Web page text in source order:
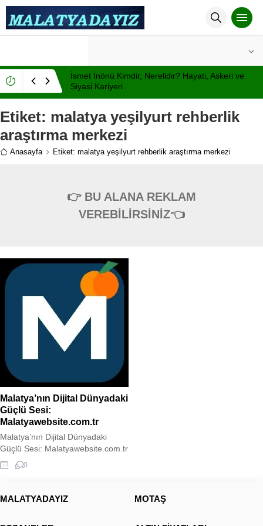
İsmet İnönü Kimdir, Nerelidir? Hayati, Askeri ve
Siyasi Kariyeri
Etiket: malatya yeşilyurt rehberlik
araştırma merkezi
Anasayfa Etiket: malatya yeşilyurt rehberlik araştırma merkezi
👉 BU ALANA REKLAM
VEREBİLİRSİNİZ👈
Malatya’nın Dijital Dünyadaki
Güçlü Sesi:
Malatyawebsite.com.tr
Malatya’nın Dijital Dünyadaki
Güçlü Sesi: Malatyawebsite.com.tr
Malatyawebsite Malatya’nın
nabzını tutan, şehrin kültürel
anlayışıyla birleştiren
0
MALATYADAYIZ MOTAŞ